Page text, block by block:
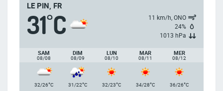
LE PIN, FR
31°C
11 km/h, ONO
24%
1013 hPa
SAM
08/08
DIM
08/09
LUN
08/10
MAR
08/11
MER
08/12
32/26°C 31/22°C 32/23°C 34/28°C 36/26°C